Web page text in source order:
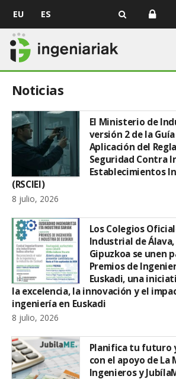
EU ES
Noticias
El Ministerio de
versión 2 de la
Aplicación del
Seguridad Contra
Establecimientos
(RSCIEI)
8 julio, 2026
Los Colegios
Industrial de
Gipuzkoa se unen
Premios de
Euskadi, una
la excelencia, la innovación y el
ingeniería en Euskadi
8 julio, 2026
Planifica tu futuro
con el apoyo de La
Ingenieros y